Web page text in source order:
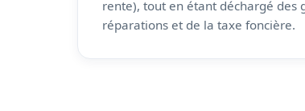
rente), tout en étant déchargé des
réparations et de la taxe foncière.